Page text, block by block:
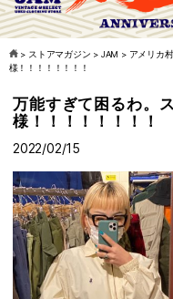
> ストアマガジン > JAM > アメリカ
様！！！！！！！！
万能すぎて困るわ。
様！！！！！！！！
2022/02/15